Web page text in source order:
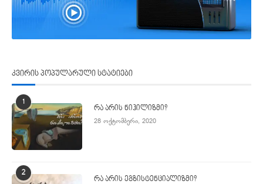
კვირის პოპულარული სტატიები
1
რა არის ნიჰილიზმი?
28 ოქტომბერი, 2020
2
რა არის ეგზისტენციალიზმი?